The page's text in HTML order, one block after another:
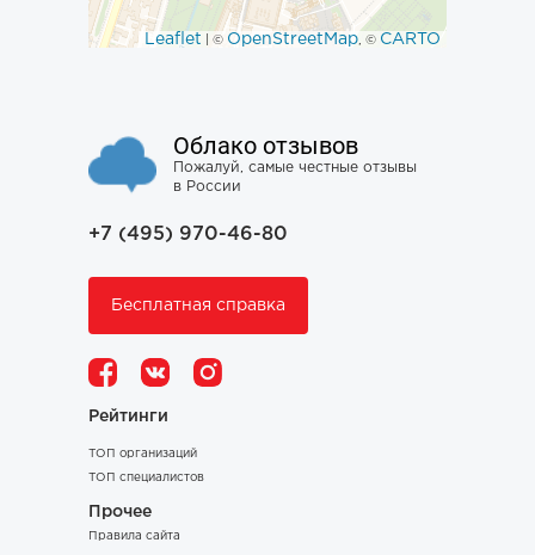
Leaflet | © OpenStreetMap, © CARTO
Облако отзывов
Пожалуй, самые честные отзывы
в России
+7 (495) 970-46-80
Бесплатная справка
Рейтинги
ТОП организаций
ТОП специалистов
Прочее
Правила сайта